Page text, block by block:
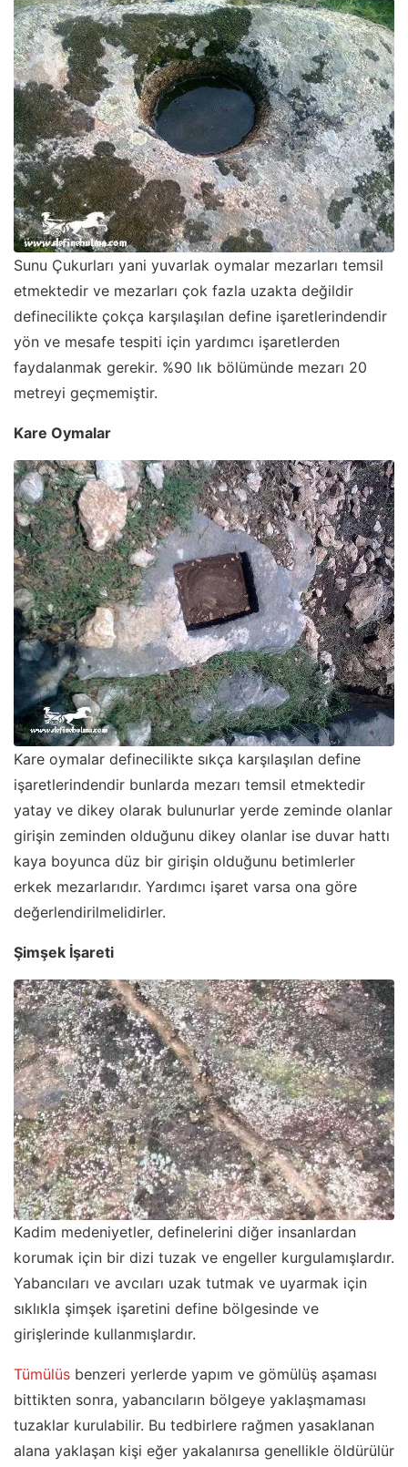
Sunu Çukurları yani yuvarlak oymalar mezarları temsil
etmektedir ve mezarları çok fazla uzakta değildir
definecilikte çokça karşılaşılan define işaretlerindendir
yön ve mesafe tespiti için yardımcı işaretlerden
faydalanmak gerekir. %90 lık bölümünde mezarı 20
metreyi geçmemiştir.
Kare Oymalar
Kare oymalar definecilikte sıkça karşılaşılan define
işaretlerindendir bunlarda mezarı temsil etmektedir
yatay ve dikey olarak bulunurlar yerde zeminde olanlar
girişin zeminden olduğunu dikey olanlar ise duvar hattı
kaya boyunca düz bir girişin olduğunu betimlerler
erkek mezarlarıdır. Yardımcı işaret varsa ona göre
değerlendirilmelidirler.
Şimşek İşareti
Kadim medeniyetler, definelerini diğer insanlardan
korumak için bir dizi tuzak ve engeller kurgulamışlardır.
Yabancıları ve avcıları uzak tutmak ve uyarmak için
sıklıkla şimşek işaretini define bölgesinde ve
girişlerinde kullanmışlardır.
Tümülüs benzeri yerlerde yapım ve gömülüş aşaması
bittikten sonra, yabancıların bölgeye yaklaşmaması
tuzaklar kurulabilir. Bu tedbirlere rağmen yasaklanan
alana yaklaşan kişi eğer yakalanırsa genellikle öldürülür